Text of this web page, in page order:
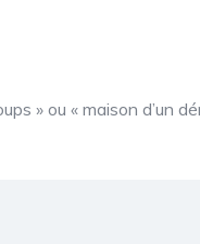
» ou « maison d’un